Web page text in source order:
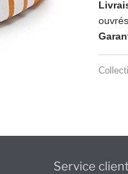
ouvrés.
Service client